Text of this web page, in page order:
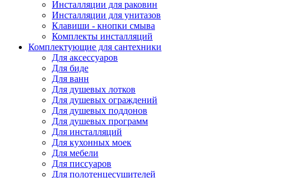
Инсталляции для раковин
Инсталляции для унитазов
Клавиши - кнопки смыва
Комплекты инсталляций
Комплектующие для сантехники
Для аксессуаров
Для биде
Для ванн
Для душевых лотков
Для душевых ограждений
Для душевых поддонов
Для душевых программ
Для инсталляций
Для кухонных моек
Для мебели
Для писсуаров
Для полотенцесушителей